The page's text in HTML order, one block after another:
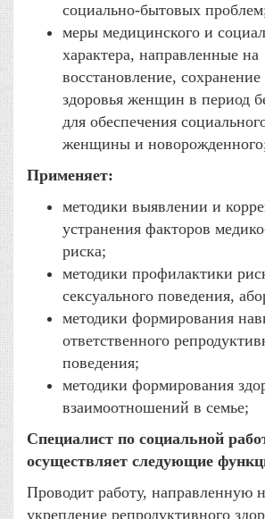
социально-бытовых
меры медицинского и
характера, направленные на
восстановление,
здоровья женщин в период
для обеспечения
женщины и
Применяет:
методики выявлении и
устранения факторов
риска;
методики профилактики
сексуального поведения,
методики формирования
ответственного
поведения;
методики формирования
взаимоотношений в семье;
Специалист по социальной
осуществляет следующие
Проводит работу, направленную
укрепление репродуктивного